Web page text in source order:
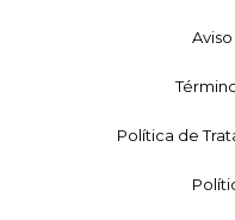
Política de